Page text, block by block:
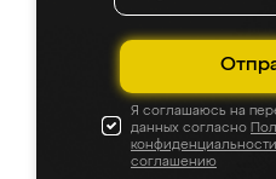
Я соглашаюсь на
данных согласно
конфиденциальности
соглашению